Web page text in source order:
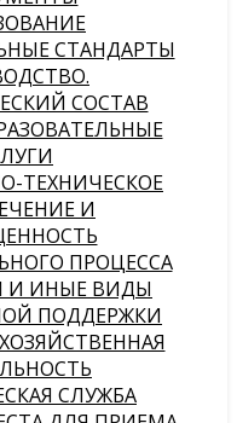
СТАНДАРТЫ
СОСТАВ
ТЕХНИЧЕСКОЕ
И
ПРОЦЕССА
И ИНЫЕ ВИДЫ
ПОДДЕРЖКИ
СЛУЖБА